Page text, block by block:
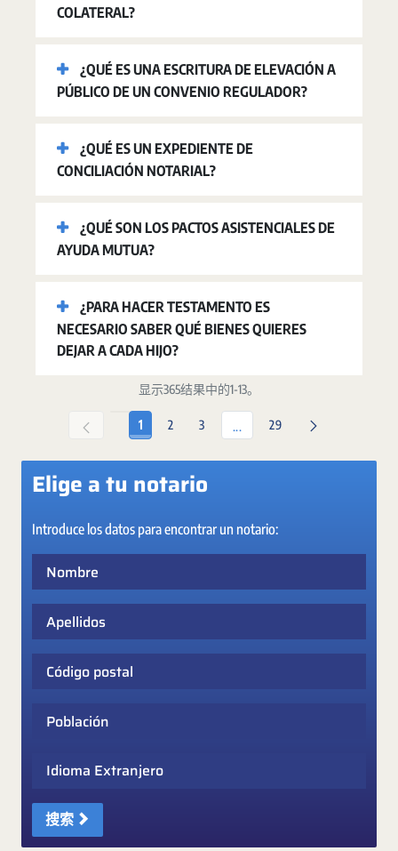
COLATERAL?
¿QUÉ ES UNA ESCRITURA DE ELEVACIÓN A
PÚBLICO DE UN CONVENIO REGULADOR?
¿QUÉ ES UN EXPEDIENTE DE
CONCILIACIÓN NOTARIAL?
¿QUÉ SON LOS PACTOS ASISTENCIALES DE
AYUDA MUTUA?
¿PARA HACER TESTAMENTO ES
NECESARIO SABER QUÉ BIENES QUIERES
DEJAR A CADA HIJO?
显示365结果中的1-13。
页面
1 页面
2 页面
3 ... 中间页面 使用 TAB 键进行
页面
29
Elige a tu notario
Introduce los datos para encontrar un notario:
Idioma Extranjero
搜索